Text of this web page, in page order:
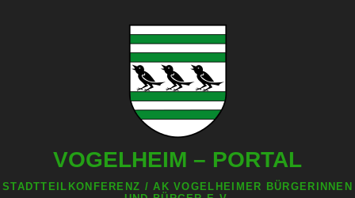
VOGELHEIM – PORTAL
STADTTEILKONFERENZ / AK VOGELHEIMER BÜRGERINNEN